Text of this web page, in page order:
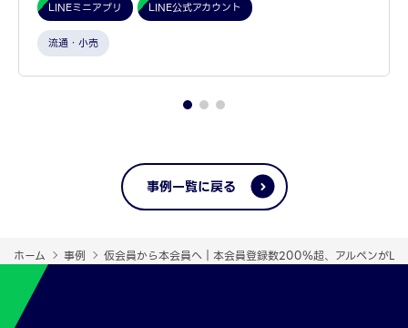
LINEミニアプリ LINE公式アカウント
流通・小売
事例一覧に戻る
ホーム 事例 仮会員から本会員へ｜本会員登録数200％超、アルペンが